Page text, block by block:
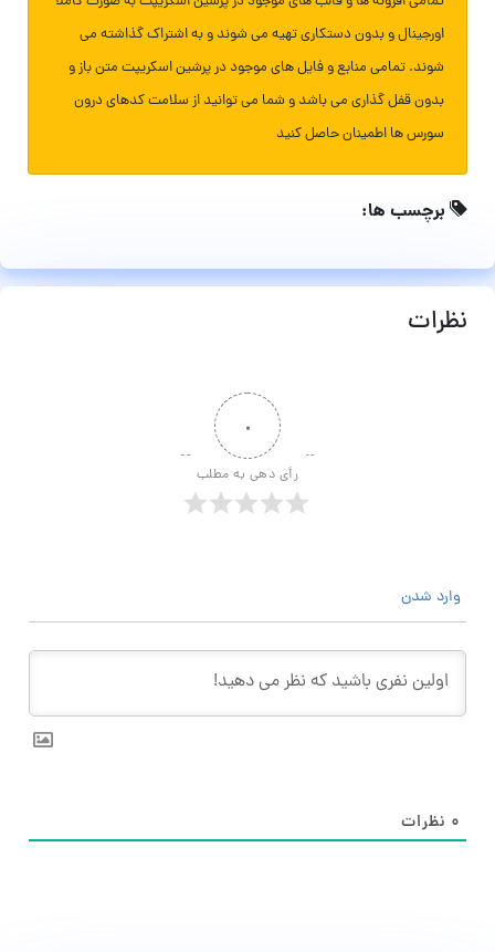
اورجینال و بدون دستکاری تهیه می شوند و به اشتراک گذاشته می
شوند. تمامی منابع و فایل های موجود در پرشین اسکریپت متن باز و
بدون قفل گذاری می باشد و شما می توانید از سلامت کدهای درون
سورس ها اطمینان حاصل کنید
برچسب ها:
نظرات
۰
رأی دهی به مطلب
وارد شدن
۰ نظرات